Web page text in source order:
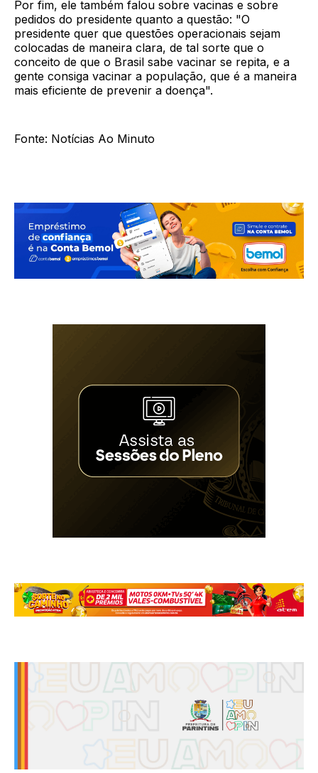
Por fim, ele também falou sobre vacinas e sobre
pedidos do presidente quanto a questão: "O
presidente quer que questões operacionais sejam
colocadas de maneira clara, de tal sorte que o
conceito de que o Brasil sabe vacinar se repita, e a
gente consiga vacinar a população, que é a maneira
mais eficiente de prevenir a doença".
Fonte: Notícias Ao Minuto